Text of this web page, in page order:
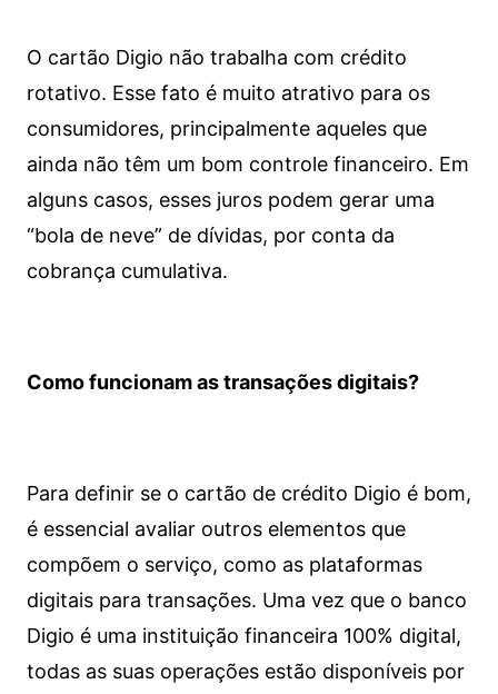
O cartão Digio não trabalha com crédito
rotativo. Esse fato é muito atrativo para os
consumidores, principalmente aqueles que
ainda não têm um bom controle financeiro. Em
alguns casos, esses juros podem gerar uma
“bola de neve” de dívidas, por conta da
cobrança cumulativa.
Como funcionam as transações digitais?
Para definir se o cartão de crédito Digio é bom,
é essencial avaliar outros elementos que
compõem o serviço, como as plataformas
digitais para transações. Uma vez que o banco
Digio é uma instituição financeira 100% digital,
todas as suas operações estão disponíveis por